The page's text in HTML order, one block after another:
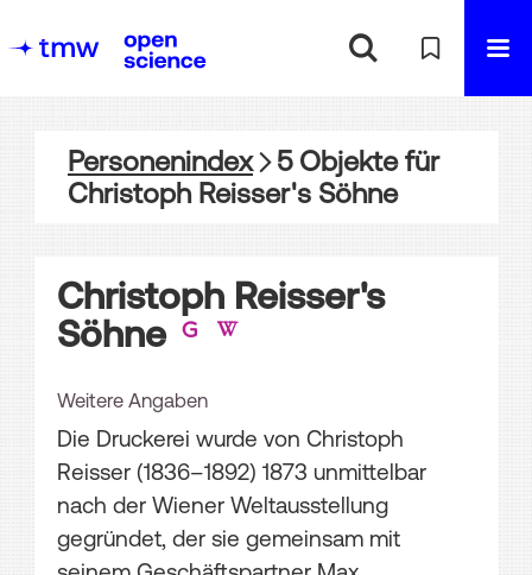
Personenindex 5Objektefür
Christoph Reisser's Söhne
Christoph Reisser's
Söhne
Weitere Angaben
Die Druckerei wurde von Christoph
Reisser (1836–1892) 1873 unmittelbar
nach der Wiener Weltausstellung
gegründet, der sie gemeinsam mit